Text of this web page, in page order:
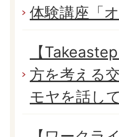
体験講座「
【
方を考える
モヤを話し